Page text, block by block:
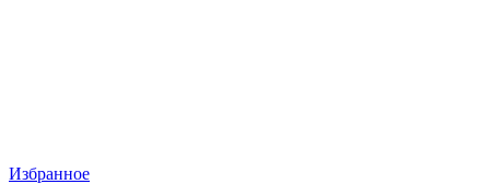
Избранное